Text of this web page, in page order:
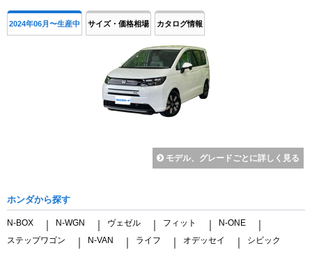
2024年06月〜生産中 サイズ・価格相場 カタログ情報
モデル、グレードごとに詳しく見る
ホンダから探す
N-BOX N-WGN ヴェゼル フィット N-ONE
ステップワゴン N-VAN ライフ オデッセイ シビック